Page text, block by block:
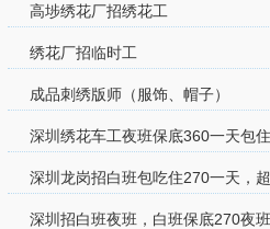
高埗绣花厂招绣花工
绣花厂招临时工
成品刺绣版师（服饰、帽子）
深圳绣花车工夜班保底360一天包
深圳龙岗招白班包吃住270一天，
深圳招白班夜班，白班保底270夜